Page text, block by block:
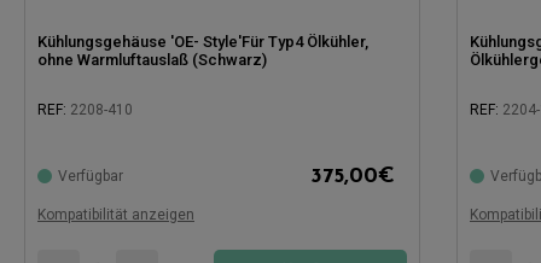
Kühlungsgehäuse 'OE- Style'Für Typ4 Ölkühler,
ohne Warmluftauslaß (Schwarz)
REF: 2208-410
Verfügbar 375,00€
Kompatibilität anzeigen
REF: